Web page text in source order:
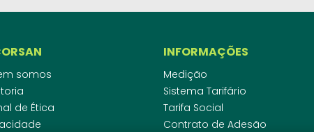
somos
de Ética
INFORMAÇÕES
Medição
Sistema Tarifário
Tarifa Social
Contrato de Adesão